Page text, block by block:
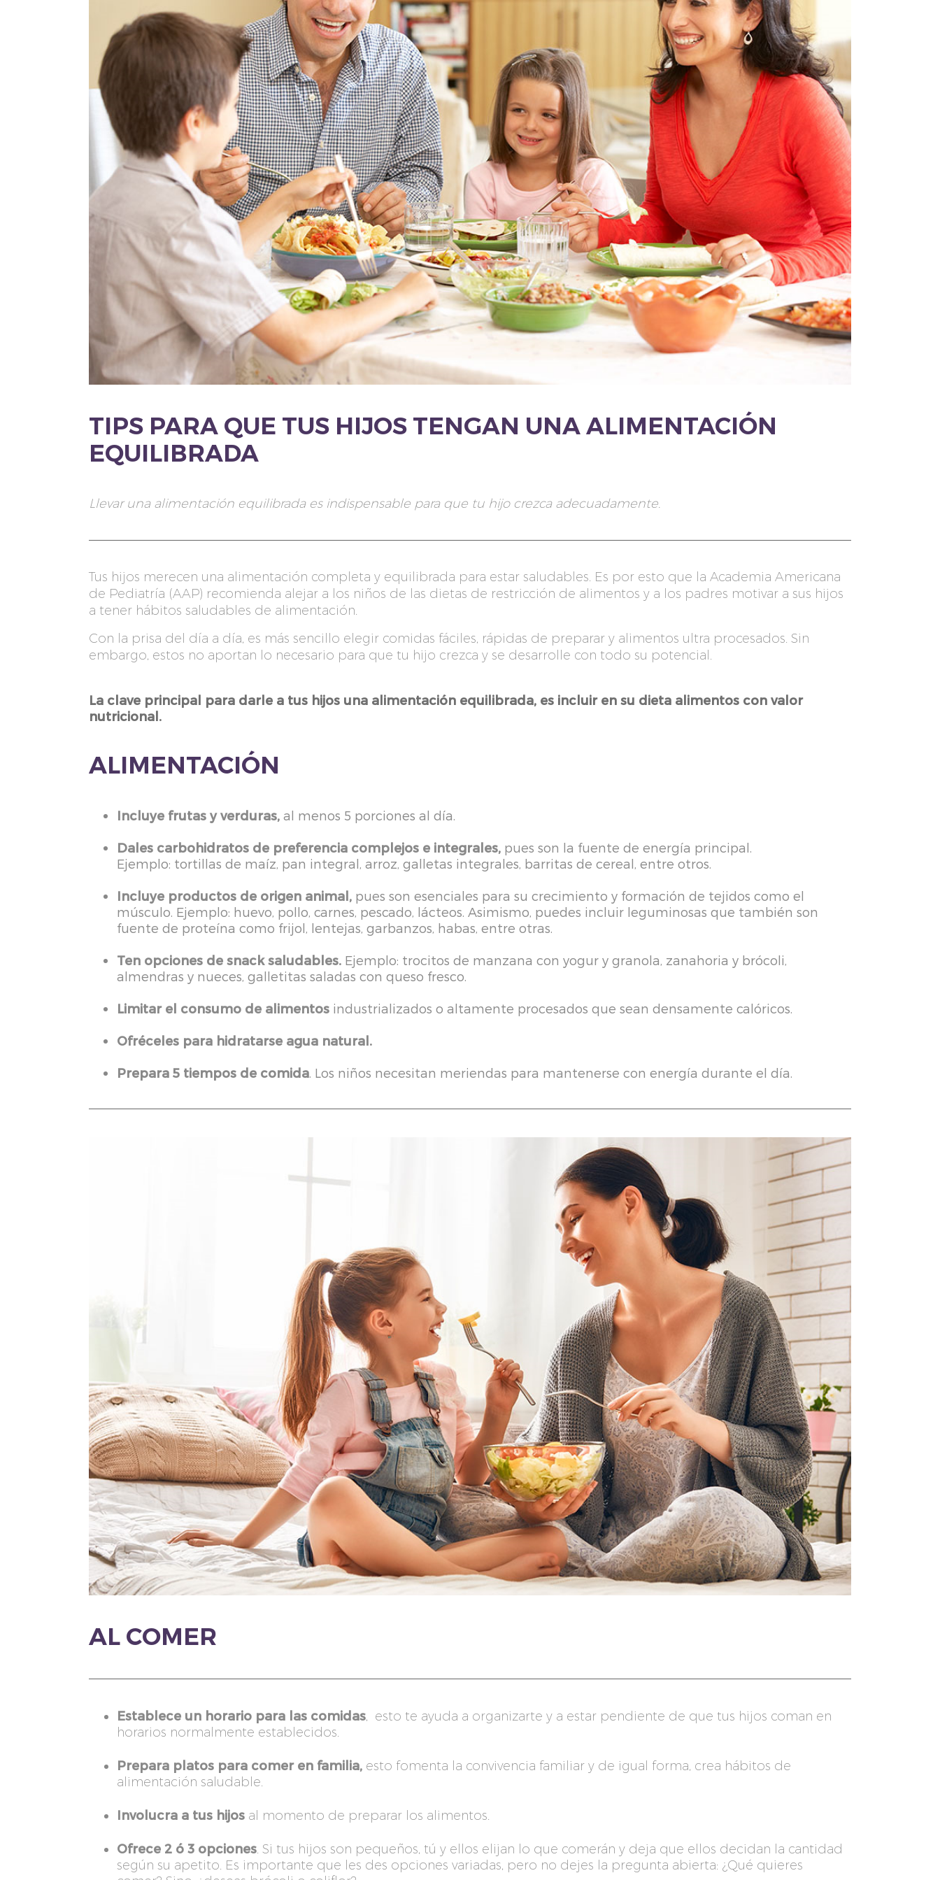
TIPS PARA QUE TUS HIJOS TENGAN UNA ALIMENTACIÓN
EQUILIBRADA
Llevar una alimentación equilibrada es indispensable para que tu hijo crezca adecuadamente.
Tus hijos merecen una alimentación completa y equilibrada para estar saludables. Es por esto que la Academia Americana
de Pediatría (AAP) recomienda alejar a los niños de las dietas de restricción de alimentos y a los padres motivar a sus hijos
a tener hábitos saludables de alimentación.
Con la prisa del día a día, es más sencillo elegir comidas fáciles, rápidas de preparar y alimentos ultra procesados. Sin
embargo, estos no aportan lo necesario para que tu hijo crezca y se desarrolle con todo su potencial.
La clave principal para darle a tus hijos una alimentación equilibrada, es incluir en su dieta alimentos con valor
nutricional.
ALIMENTACIÓN
Incluye frutas y verduras, al menos 5 porciones al día.
Dales carbohidratos de preferencia complejos e integrales, pues son la fuente de energía principal.
Ejemplo: tortillas de maíz, pan integral, arroz, galletas integrales, barritas de cereal, entre otros.
Incluye productos de origen animal, pues son esenciales para su crecimiento y formación de tejidos como el
músculo. Ejemplo: huevo, pollo, carnes, pescado, lácteos. Asimismo, puedes incluir leguminosas que también son
fuente de proteína como frijol, lentejas, garbanzos, habas, entre otras.
Ten opciones de snack saludables. Ejemplo: trocitos de manzana con yogur y granola, zanahoria y brócoli,
almendras y nueces, galletitas saladas con queso fresco.
Limitar el consumo de alimentos industrializados o altamente procesados que sean densamente calóricos.
Ofréceles para hidratarse agua natural.
Prepara 5 tiempos de comida . Los niños necesitan meriendas para mantenerse con energía durante el día.
AL COMER
Establece un horario para las comidas, esto te ayuda a organizarte y a estar pendiente de que tus hijos coman en
horarios normalmente establecidos.
Prepara platos para comer en familia, esto fomenta la convivencia familiar y de igual forma, crea hábitos de
alimentación saludable.
Involucra a tus hijos al momento de preparar los alimentos.
Ofrece 2 ó 3 opciones. Si tus hijos son pequeños, tú y ellos elijan lo que comerán y deja que ellos decidan la cantidad
según su apetito. Es importante que les des opciones variadas, pero no dejes la pregunta abierta: ¿Qué quieres